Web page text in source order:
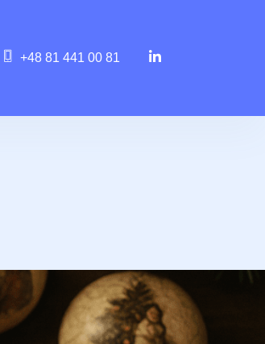
+48 81 441 00 81